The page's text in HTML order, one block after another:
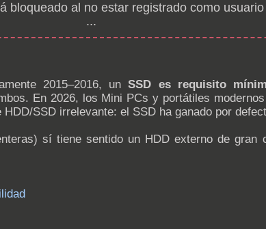
bloqueado al no estar registrado como
...
2015–2016, unSSD es requisito
En 2026, los Mini PCs y portátiles
SSD irrelevante: el SSD ha ganado por
sí tiene sentido un HDD externo de gran